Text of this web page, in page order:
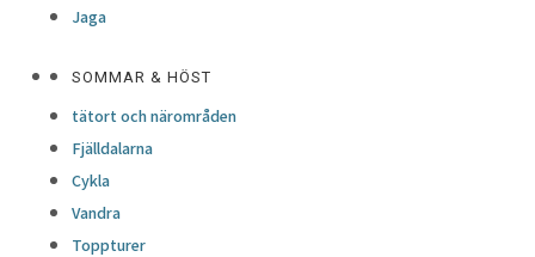
Jaga
SOMMAR & HÖST
tätort och närområden
Fjälldalarna
Cykla
Vandra
Toppturer